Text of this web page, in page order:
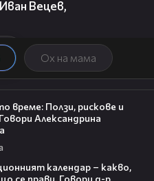
Ох на мама
Вецев,
време: Ползи, рискове и
Александрина
календар – какво,
се прави. Говори д-р